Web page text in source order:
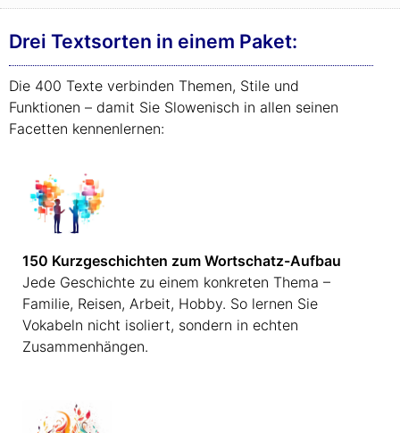
Drei Textsorten in einem Paket:
Die 400 Texte verbinden Themen, Stile und
Funktionen – damit Sie Slowenisch in allen seinen
Facetten kennenlernen:
150 Kurzgeschichten zum Wortschatz-Aufbau
Jede Geschichte zu einem konkreten Thema –
Familie, Reisen, Arbeit, Hobby. So lernen Sie
Vokabeln nicht isoliert, sondern in echten
Zusammenhängen.